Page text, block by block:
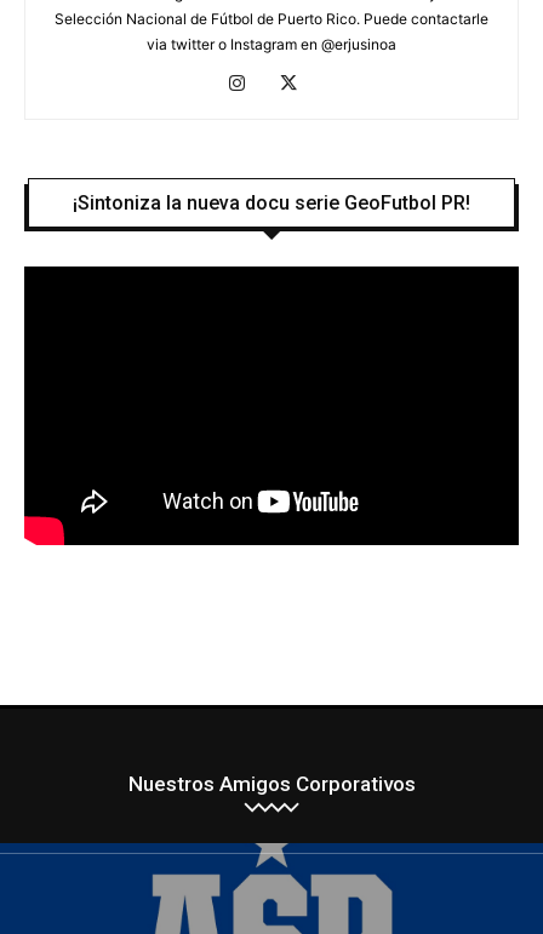
Selección Nacional de Fútbol de Puerto Rico. Puede contactarle
via twitter o Instagram en @erjusinoa
¡Sintoniza la nueva docu serie GeoFutbol PR!
Nuestros Amigos Corporativos